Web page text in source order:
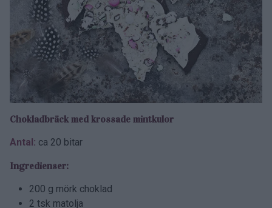
Chokladbräck med krossade mintkulor
Antal: ca 20 bitar
Ingredienser:
200 g mörk choklad
2 tsk matolja